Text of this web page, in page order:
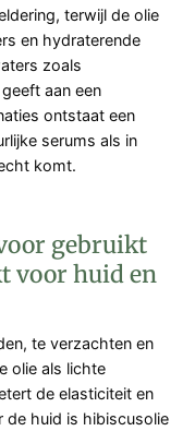
terwijl de olie
en hydraterende
zoals
aan een
ontstaat een
serums als in
komt.
gebruikt
voor huid en
te verzachten en
olie als lichte
de elasticiteit en
de huid is hibiscusolie